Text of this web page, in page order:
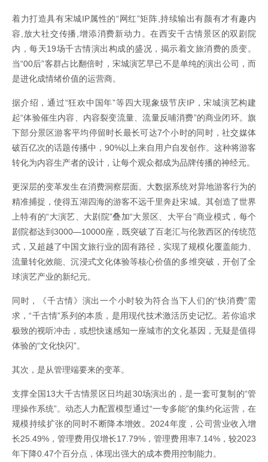
着力打造具有宋城IP属性的“网红”矩阵,持续输出有颜有才有趣内
容,放大社交传播,增添消费新动力。在西安千古情景区的双剧院
内，每天19场千古情演出构成的盛况，揭示着文旅消费的质变。
当“00后”客群占比翻倍时，宋城演艺早已不是单纯的演出公司，而
是进化成情绪价值的运营商。
据介绍，通过“狂欢中国年”等四大现象级节庆IP，宋城演艺构建
起“体验催生内容、内容裂变流量、流量反哺消费”的商业闭环。旗
下部分景区游客平均停留时长最长可达7个小时的同时，社交媒体
破百亿次的话题传播中，90%以上来自用户自发创作。这种将游客
转化为内容生产者的设计，让每个观众都成为品牌传播的神经元。
更深层的变革发生在消费洞察层面。大数据系统对异地游客行为的
精准捕捉，使得五湖四海的游客不远千里奔赴宋城。其创造了世界
上特有的“大演艺、大剧院”叠加“大景区、大平台”商业模式，每个
剧院都达到3000—10000座，既突破了百老汇与伦敦西区的传统范
式，又超越了中国文旅行业的固有路径，实现了规模化覆盖能力‌、‌
流量转化效能、沉浸式文化体验‌等核心价值的多维突破，开创了全
球演艺产业的新纪元。
同时，《千古情》演出一个小时较为符合当下人们的“快消费”需
求，“千古情”系列的本质，是用现代技术激活历史记忆。若你追求
极致的视听冲击，或想快速感知一座城市的文化基因，无疑是值得
体验的“文化快闪”。
其次，是从管理端要来的变革。
支撑全国13大千古情景区日均超30场演出的，是一套可复制的“管
理操作系统”。动态人力配置模型通过“一专多能”的集约化运营，在
规模持续扩张的同时不断降本增效。2024年度，公司营业收入增
长25.49%，管理费用仅增长17.79%，管理费用率7.14%，较2023
年下降0.47个百分点，体现出强大的成本费用控制能力。